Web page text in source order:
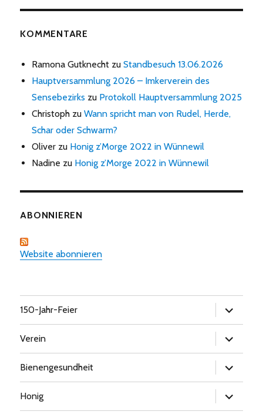
KOMMENTARE
Ramona Gutknecht zuStandbesuch 13.06.2026
Hauptversammlung 2026 – Imkerverein des
Sensebezirks zu Protokoll Hauptversammlung 2025
Christoph zuWann spricht man von Rudel, Herde,
Schar oder Schwarm?
Oliver zu Honig z’Morge 2022 in Wünnewil
Nadine zu Honig z’Morge 2022 in Wünnewil
ABONNIEREN
Website abonnieren
150-Jahr-Feier
öffnen
Verein
öffnen
Bienengesundheit
öffnen
Honig
öffnen